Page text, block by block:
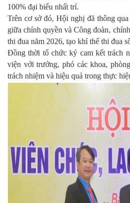
100% đại biểu nhất trí.
Trên cơ sở đó, Hội nghị đã thông
giữa chính quyền và Công đoàn,
thi đua năm 2026, tạo khí thế thi đua
Đồng thời tổ chức ký cam kết trách
viện với trưởng, phó các khoa,
trách nhiệm và hiệu quả trong thực